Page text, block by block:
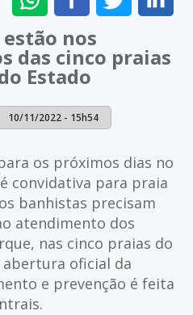
NO
WHATSAPP
NO
FACEBOOK
NO
nos
das cinco praias
Estado
10/11/2022 - 15h54
os próximos dias no
convidativa para praia
banhistas precisam
atendimento dos
nas cinco praias do
abertura oficial da
e prevenção é feita